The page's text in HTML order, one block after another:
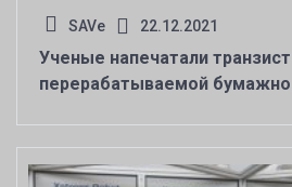
SAVe 22.12.2021
Ученые напечатали
перерабатываемой